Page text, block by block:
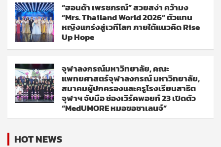
“ฮอนด้า เพรชภรณ์” สวยสง่า คว้ามง
“Mrs. Thailand World 2026” ตัวแทน
หญิงแกร่งสู่เวทีโลก ภายใต้แนวคิด Rise
Up Hope
จุฬาลงกรณ์มหาวิทยาลัย, คณะ
แพทยศาสตร์จุฬาลงกรณ์ มหาวิทยาลัย,
สมาคมผู้ปกครองและครูโรงเรียนสาธิต
จุฬาฯ จับมือ ช่องเวิร์คพอยท์ 23 เปิดตัว
“MedUMORE หมอขอชาเลนจ์”
HOT NEWS